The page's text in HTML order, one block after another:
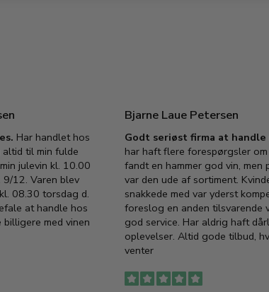
Har handlet hos
til min fulde
julevin kl. 10.00
12. Varen blev
08.30 torsdag d.
at handle hos
med vinen
Bjarne Laue Petersen
Godt seriøst firma at handle
har haft flere forespørgsler om
fandt en hammer god vin, men
var den ude af sortiment.
snakkede med var yderst
foreslog en anden tilsvarende
god service. Har aldrig haft
oplevelser. Altid gode tilbud,
venter